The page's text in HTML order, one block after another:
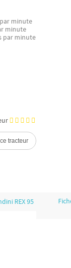
minute
minute
par minute
REX 95